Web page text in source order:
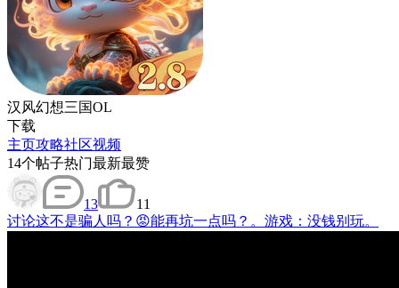
汉风幻想三国OL
下载
主页攻略社区视频
14个帖子热门最新最赞
13
11
讨论这不是骗人吗？😡能再坑一点吗？。游戏：没钱别玩。